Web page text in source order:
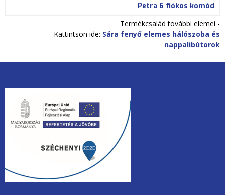
Petra 6 fiókos komód
Termékcsalád további elemei -
Kattintson ide: Sára fenyő elemes hálószoba és
nappalibútorok
unios2020.jpg